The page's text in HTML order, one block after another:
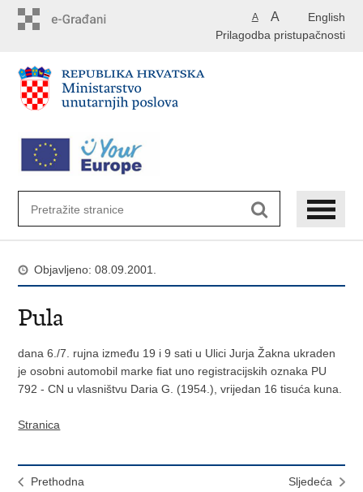
English
A A
Prilagodba pristupačnosti
Objavljeno: 08.09.2001.
Pula
dana 6./7. rujna između 19 i 9 sati u Ulici Jurja Žakna ukraden
je osobni automobil marke fiat uno registracijskih oznaka PU
792 - CN u vlasništvu Daria G. (1954.), vrijedan 16 tisuća kuna.
Stranica
Prethodna
Sljedeća